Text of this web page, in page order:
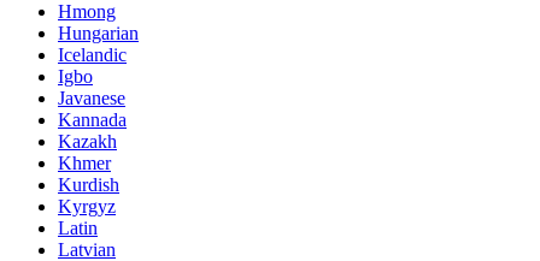
Hmong
Hungarian
Icelandic
Igbo
Javanese
Kannada
Kazakh
Khmer
Kurdish
Kyrgyz
Latin
Latvian